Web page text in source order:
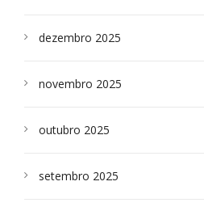
dezembro 2025
novembro 2025
outubro 2025
setembro 2025